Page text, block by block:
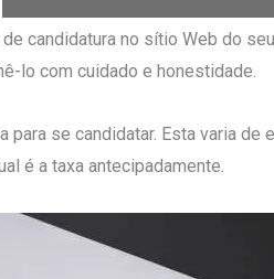
candidatura no sítio Web do
lo com cuidado e honestidade.
para se candidatar. Esta varia
é a taxa antecipadamente.